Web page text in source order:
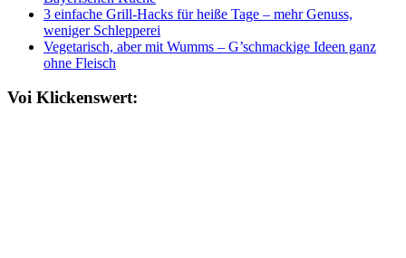
3 einfache Grill-Hacks für heiße Tage – mehr Genuss,
weniger Schlepperei
Vegetarisch, aber mit Wumms – G’schmackige Ideen ganz
ohne Fleisch
Voi Klickenswert: